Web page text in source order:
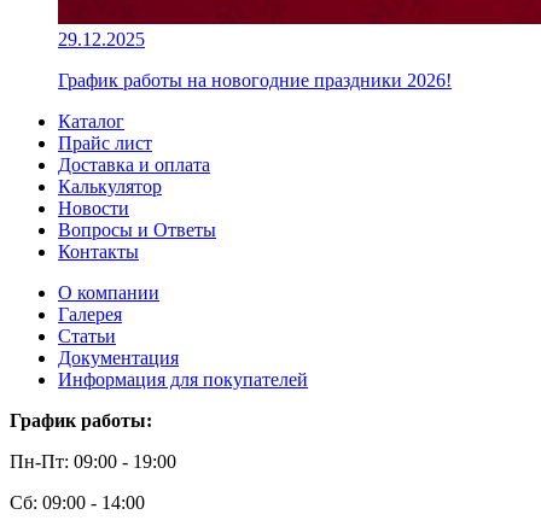
29.12.2025
График работы на новогодние праздники 2026!
Каталог
Прайс лист
Доставка и оплата
Калькулятор
Новости
Вопросы и Ответы
Контакты
О компании
Галерея
Статьи
Документация
Информация для покупателей
График работы:
Пн-Пт: 09:00 - 19:00
Сб: 09:00 - 14:00